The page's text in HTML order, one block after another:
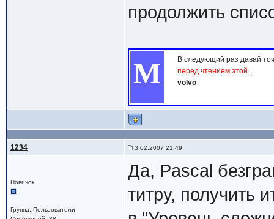
продолжить
М
В следующий раз давай
перед чтением этой...
volvo
1234 3.02.2007 21:49
Новичок
Группа: Пользователи
Да, Pascal
титру, получить